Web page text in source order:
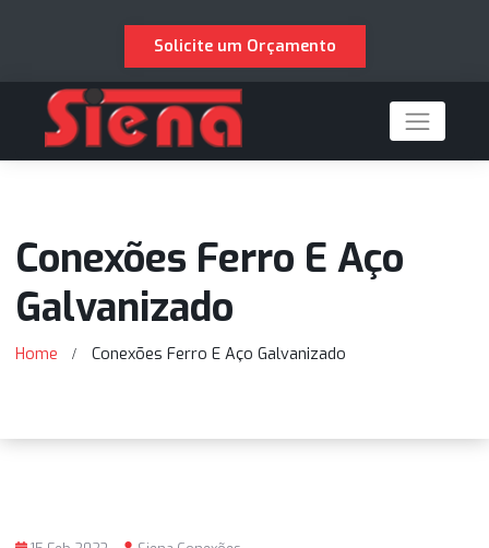
Solicite um Orçamento
Conexões Ferro E Aço
Galvanizado